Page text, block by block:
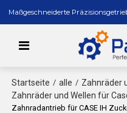
Maßgeschneiderte
Startseite / alle / Zahnräder
Zahnräder und Wellen für
Zahnradantrieb für CASE IH